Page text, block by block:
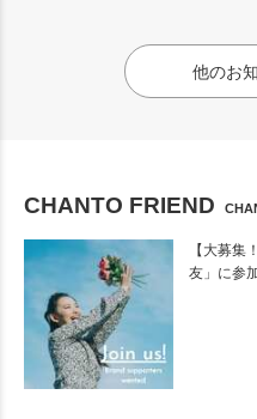
他のお
CHANTO FRIEND
【大募集
友」に参